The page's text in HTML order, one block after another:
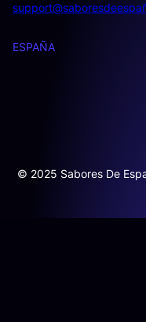
ESPAÑA
© 2025 Sabores De